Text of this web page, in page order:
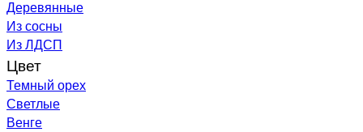
Деревянные
Из сосны
Из ЛДСП
Цвет
Темный орех
Светлые
Венге